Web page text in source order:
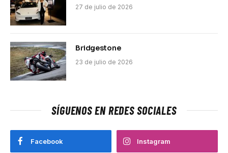
27 de julio de 2026
Bridgestone
23 de julio de 2026
SÍGUENOS EN REDES SOCIALES
Facebook Instagram